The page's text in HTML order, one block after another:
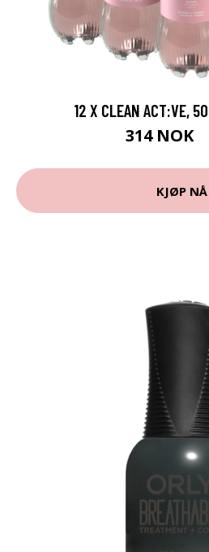
12 X CLEAN ACT:VE,
314 NOK
KJØP NÅ